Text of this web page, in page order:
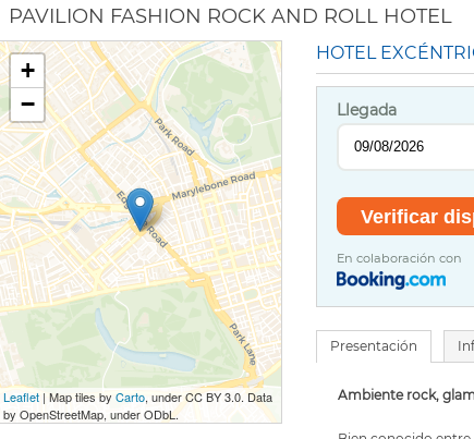
PAVILION FASHION ROCK AND ROLL HOTEL
+
−
Leaflet | Map tiles by Carto, under CC BY 3.0. Data
by OpenStreetMap, under ODbL.
HOTEL
Llegada
En colaboración con
Presentación
Ambiente rock,